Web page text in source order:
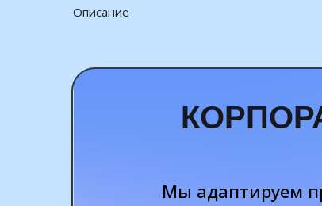
Описание
Мы адаптируем